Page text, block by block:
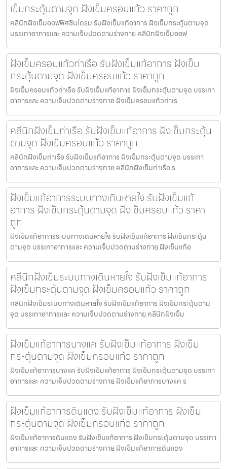
เข็มกระตุ้นตามจุด ฝังเข็มครอบแก้ว ราคาถูก
คลีนิกฝังเข็มออฟฟิศซินโดรม รับฝังเข็มแก้อาการ ฝังเข็มกระตุ้นตามจุด
บรรเทาอาการและ ความเจ็บปวดตามร่างกาย คลีนิกฝังเข็มออฟ
ฝังเข็มครอบแก้วท่าเรือ รับฝังเข็มแก้อาการ ฝังเข็ม
กระตุ้นตามจุด ฝังเข็มครอบแก้ว ราคาถูก
ฝังเข็มครอบแก้วท่าเรือ รับฝังเข็มแก้อาการ ฝังเข็มกระตุ้นตามจุด บรรเทา
อาการและ ความเจ็บปวดตามร่างกาย ฝังเข็มครอบแก้วท่าเร
คลีนิกฝังเข็มท่าเรือ รับฝังเข็มแก้อาการ ฝังเข็มกระตุ้น
ตามจุด ฝังเข็มครอบแก้ว ราคาถูก
คลีนิกฝังเข็มท่าเรือ รับฝังเข็มแก้อาการ ฝังเข็มกระตุ้นตามจุด บรรเทา
อาการและ ความเจ็บปวดตามร่างกาย คลีนิกฝังเข็มท่าเรือ ร
ฝังเข็มแก้อาการระบบทางเดินหายใจ รับฝังเข็มแก้
อาการ ฝังเข็มกระตุ้นตามจุด ฝังเข็มครอบแก้ว ราคา
ถูก
ฝังเข็มแก้อาการระบบทางเดินหายใจ รับฝังเข็มแก้อาการ ฝังเข็มกระตุ้น
ตามจุด บรรเทาอาการและ ความเจ็บปวดตามร่างกาย ฝังเข็มแก้อ
คลีนิกฝังเข็มระบบทางเดินหายใจ รับฝังเข็มแก้อาการ
ฝังเข็มกระตุ้นตามจุด ฝังเข็มครอบแก้ว ราคาถูก
คลีนิกฝังเข็มระบบทางเดินหายใจ รับฝังเข็มแก้อาการ ฝังเข็มกระตุ้นตาม
จุด บรรเทาอาการและ ความเจ็บปวดตามร่างกาย คลีนิกฝังเข็ม
ฝังเข็มแก้อาการบางแค รับฝังเข็มแก้อาการ ฝังเข็ม
กระตุ้นตามจุด ฝังเข็มครอบแก้ว ราคาถูก
ฝังเข็มแก้อาการบางแค รับฝังเข็มแก้อาการ ฝังเข็มกระตุ้นตามจุด บรรเทา
อาการและ ความเจ็บปวดตามร่างกาย ฝังเข็มแก้อาการบางแค ร
ฝังเข็มแก้อาการดินแดง รับฝังเข็มแก้อาการ ฝังเข็ม
กระตุ้นตามจุด ฝังเข็มครอบแก้ว ราคาถูก
ฝังเข็มแก้อาการดินแดง รับฝังเข็มแก้อาการ ฝังเข็มกระตุ้นตามจุด บรรเทา
อาการและ ความเจ็บปวดตามร่างกาย ฝังเข็มแก้อาการดินแดง